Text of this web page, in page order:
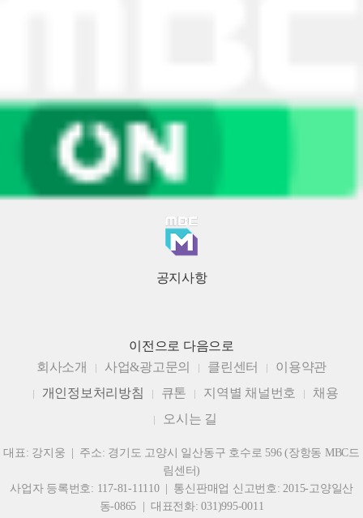
공지사항
이전으로 다음으로
회사소개
사업&광고문의 클린센터
이용약관
개인정보처리방침
큐톤 지역별 채널번호
채용
오시는 길
대표: 강지웅 | 주소: 경기도 고양시 일산동구 호수로 596 (장항동 MBC드
림센터)
사업자 등록번호: 117-81-11110 | 통신판매업 신고번호: 2015-고양일산
동-0865 | 대표전화: 031)995-0011